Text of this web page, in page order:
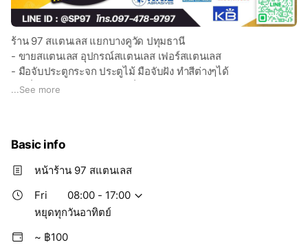
ร้าน 97 สแตนเลส แยกบางคูวัด ปทุมธานี
- ขายสแตนเลส อุปกรณ์สแตนเลส เฟอร์สแตนเลส
- มือจับประตูกระจก ประตูไม้ มือจับฝัง ทำสีต่างๆได้
- เครื่องมือช่าง อุปกรณ์งานเชื่อม ใบตัด ใบเจียร
หากต้องการใบเสนอราคา หรือต้องการสั่งซื้อจำนวนมาก สามารถ
ติดต่อได้
LINE ID : @sp97
TEL: 097-478-9797
www.sp97supply.com
...See more
Basic info
หน้าร้าน 97 สแตนเลส
Fri
08:00 - 17:00
หยุดทุกวันอาทิตย์
~ ฿100